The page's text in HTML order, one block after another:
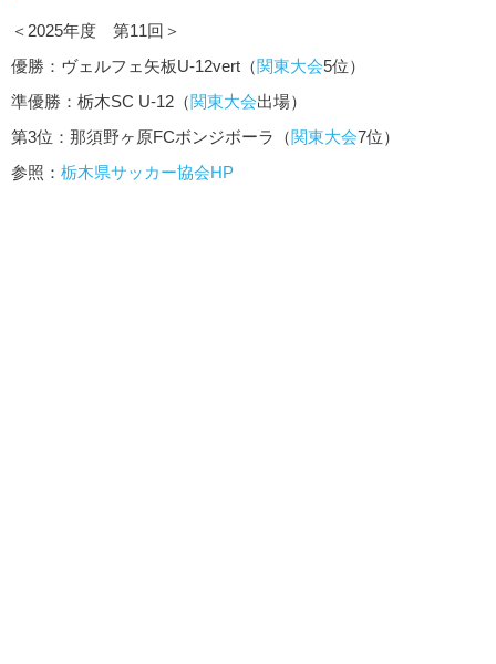
＜2025年度 第11回＞
優勝：ヴェルフェ矢板U-12vert（関東大会5位）
準優勝：栃木SC U-12（関東大会出場）
第3位：那須野ヶ原FCボンジボーラ（関東大会7位）
参照： 栃木県サッカー協会HP